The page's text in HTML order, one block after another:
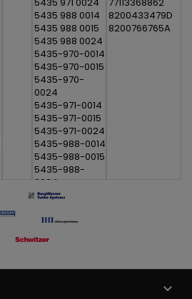
5435 988 0014
5435 988 0015
5435 988 0024
5435-970-0014
5435-970-0015
5435-970-
0024
5435-971-0014
5435-971-0015
5435-971-0024
5435-988-0014
5435-988-0015
5435-988-
0024
8200433479D
8200766765A
